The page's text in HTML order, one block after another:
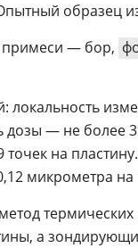
образец
— бор,
локальность
дозы — не более
точек на
микрометра
термических
а